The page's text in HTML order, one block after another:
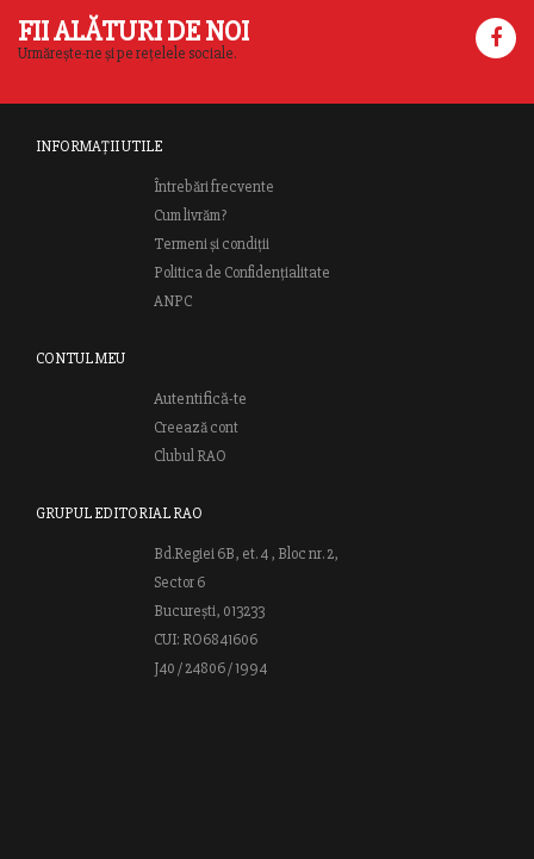
FII ALĂTURI DE NOI
Urmărește-ne și pe rețelele sociale.
INFORMAȚII UTILE
Întrebări frecvente
Cum livrăm?
Termeni și condiții
Politica de Confidențialitate
ANPC
CONTUL MEU
Autentifică-te
Creează cont
Clubul RAO
GRUPUL EDITORIAL RAO
Bd.Regiei 6B, et. 4 , Bloc nr. 2,
Sector 6
București, 013233
CUI: RO6841606
J40 / 24806 / 1994